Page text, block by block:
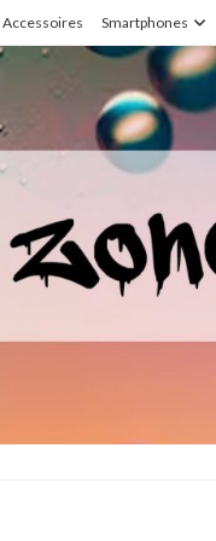
Accessoires Smartphones